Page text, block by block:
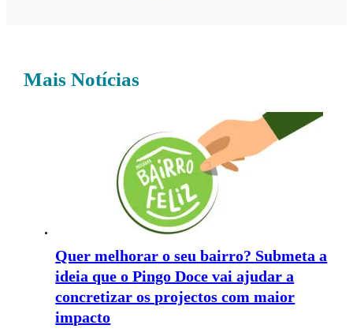
Mais Notícias
Quer melhorar o seu bairro? Submeta a
ideia que o Pingo Doce vai ajudar a
concretizar os projectos com maior
impacto